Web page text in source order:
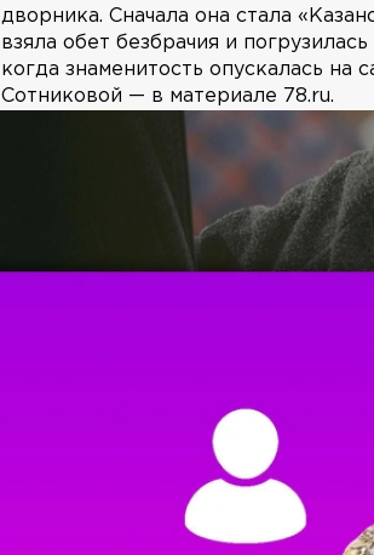
дворника. Сначала она стала
взяла обет безбрачия и
когда знаменитость опускалась
Сотниковой — в материале 78.ru.